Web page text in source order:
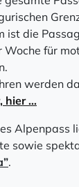
ist die
Woche für
werden
hier …
Alpenpass
sowie
.